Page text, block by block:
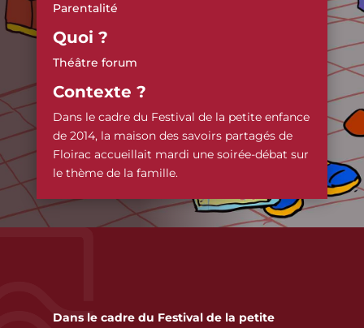
Parentalité
Quoi ?
Théâtre forum
Contexte ?
Dans le cadre du Festival de la petite enfance
de 2014, la maison des savoirs partagés de
Floirac accueillait mardi une soirée-débat sur
le thème de la famille.
Dans le cadre du Festival de la petite